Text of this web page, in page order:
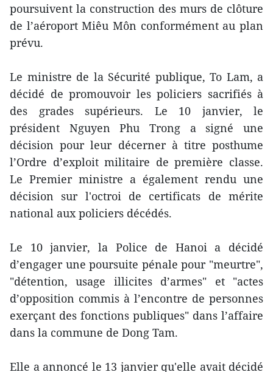
poursuivent la construction des murs de clôture
de l’aéroport Miêu Môn conformément au plan
prévu.
Le ministre de la Sécurité publique, To Lam, a
décidé de promouvoir les policiers sacrifiés à
des grades supérieurs. Le 10 janvier, le
président Nguyen Phu Trong a signé une
décision pour leur décerner à titre posthume
l’Ordre d’exploit militaire de première classe.
Le Premier ministre a également rendu une
décision sur l'octroi de certificats de mérite
national aux policiers décédés.
Le 10 janvier, la Police de Hanoi a décidé
d’engager une poursuite pénale pour "meurtre",
"détention, usage illicites d’armes" et "actes
d’opposition commis à l’encontre de personnes
exerçant des fonctions publiques" dans l’affaire
dans la commune de Dong Tam.
Elle a annoncé le 13 janvier qu'elle avait décidé